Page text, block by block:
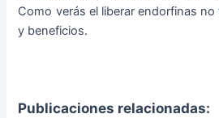
Como verás el liberar endorfinas
y beneficios.
Publicaciones relacionadas: